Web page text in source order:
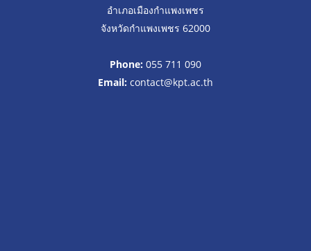
อำเภอเมืองกำแพงเพชร
จังหวัดกำแพงเพชร 62000
Phone: 055 711 090
Email: contact@kpt.ac.th